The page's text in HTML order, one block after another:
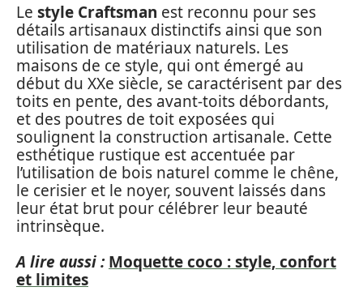
Le style Craftsman est reconnu pour ses
détails artisanaux distinctifs ainsi que son
utilisation de matériaux naturels. Les
maisons de ce style, qui ont émergé au
début du XXe siècle, se caractérisent par des
toits en pente, des avant-toits débordants,
et des poutres de toit exposées qui
soulignent la construction artisanale. Cette
esthétique rustique est accentuée par
l’utilisation de bois naturel comme le chêne,
le cerisier et le noyer, souvent laissés dans
leur état brut pour célébrer leur beauté
intrinsèque.
A lire aussi : Moquette coco : style, confort
et limites